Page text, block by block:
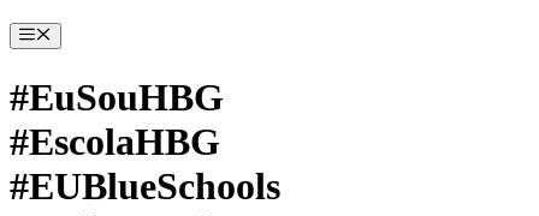
Menu
#EuSouHBG
#EscolaHBG
#EUBlueSchools